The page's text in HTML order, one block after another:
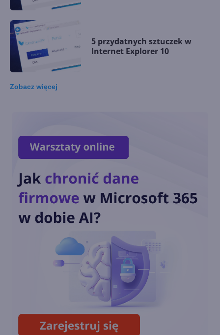
5 przydatnych sztuczek w
Internet Explorer 10
Przypnij sobie CentrumXP.pl!
18. Wybrane problemy ze
stronami HTML5
Zobacz więcej